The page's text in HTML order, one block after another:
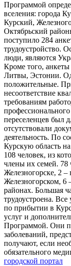
Программой
вселения: города
Курский,
Октябрьский
поступило 284
трудоустройство.
люди, являются
Кроме того,
Литвы, Эстонии.
положительные.
несоответствие
требованиям
переселенцев был
отсутствовали
деятельность. По
Курскую область
108 человек, из
члены их семей. 78
Железногорске, 2
Железногорском, 6
районах. Большая
трудоустроена.
по прибытии в
услуг и
Программой. Они
заболеваний,
получают, если
обязательного
городской портал